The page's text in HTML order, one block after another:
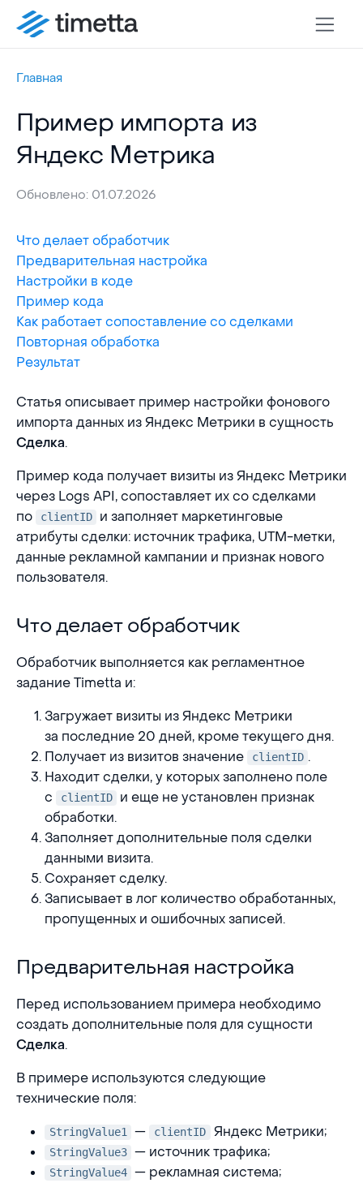
Главная
Пример импорта из
Яндекс Метрика
Обновлено: 01.07.2026
Что делает обработчик
Предварительная настройка
Настройки в коде
Пример кода
Как работает сопоставление со сделками
Повторная обработка
Результат
Статья описывает пример настройки фонового
импорта данных из Яндекс Метрики в сущность
Сделка.
Пример кода получает визиты из Яндекс Метрики
через Logs API, сопоставляет их со сделками
по
clientID
и заполняет маркетинговые
атрибуты сделки: источник трафика, UTM-метки,
данные рекламной кампании и признак нового
пользователя.
Что делает обработчик
Что делает обработчик
Обработчик выполняется как регламентное
задание Timetta и:
Загружает визиты из Яндекс Метрики
за последние 20 дней, кроме текущего дня.
Получает из визитов значение
clientID .
Находит сделки, у которых заполнено поле
с
clientID
и еще не установлен признак
обработки.
Заполняет дополнительные поля сделки
данными визита.
Сохраняет сделку.
Записывает в лог количество обработанных,
пропущенных и ошибочных записей.
Предварительная настройка
Предварительная настройка
Перед использованием примера необходимо
создать дополнительные поля для сущности
Сделка.
В примере используются следующие
технические поля:
StringValue1 — clientID Яндекс Метрики;
StringValue3 — источник трафика;
StringValue4 — рекламная система;